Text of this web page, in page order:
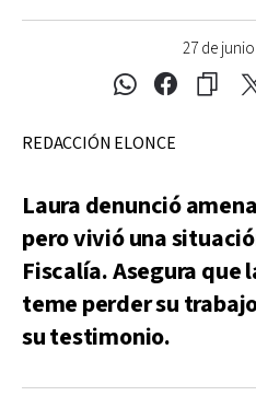
27 de
REDACCIÓN ELONCE
Laura denunció
pero vivió una
Fiscalía. Asegura
teme perder su
su testimonio.